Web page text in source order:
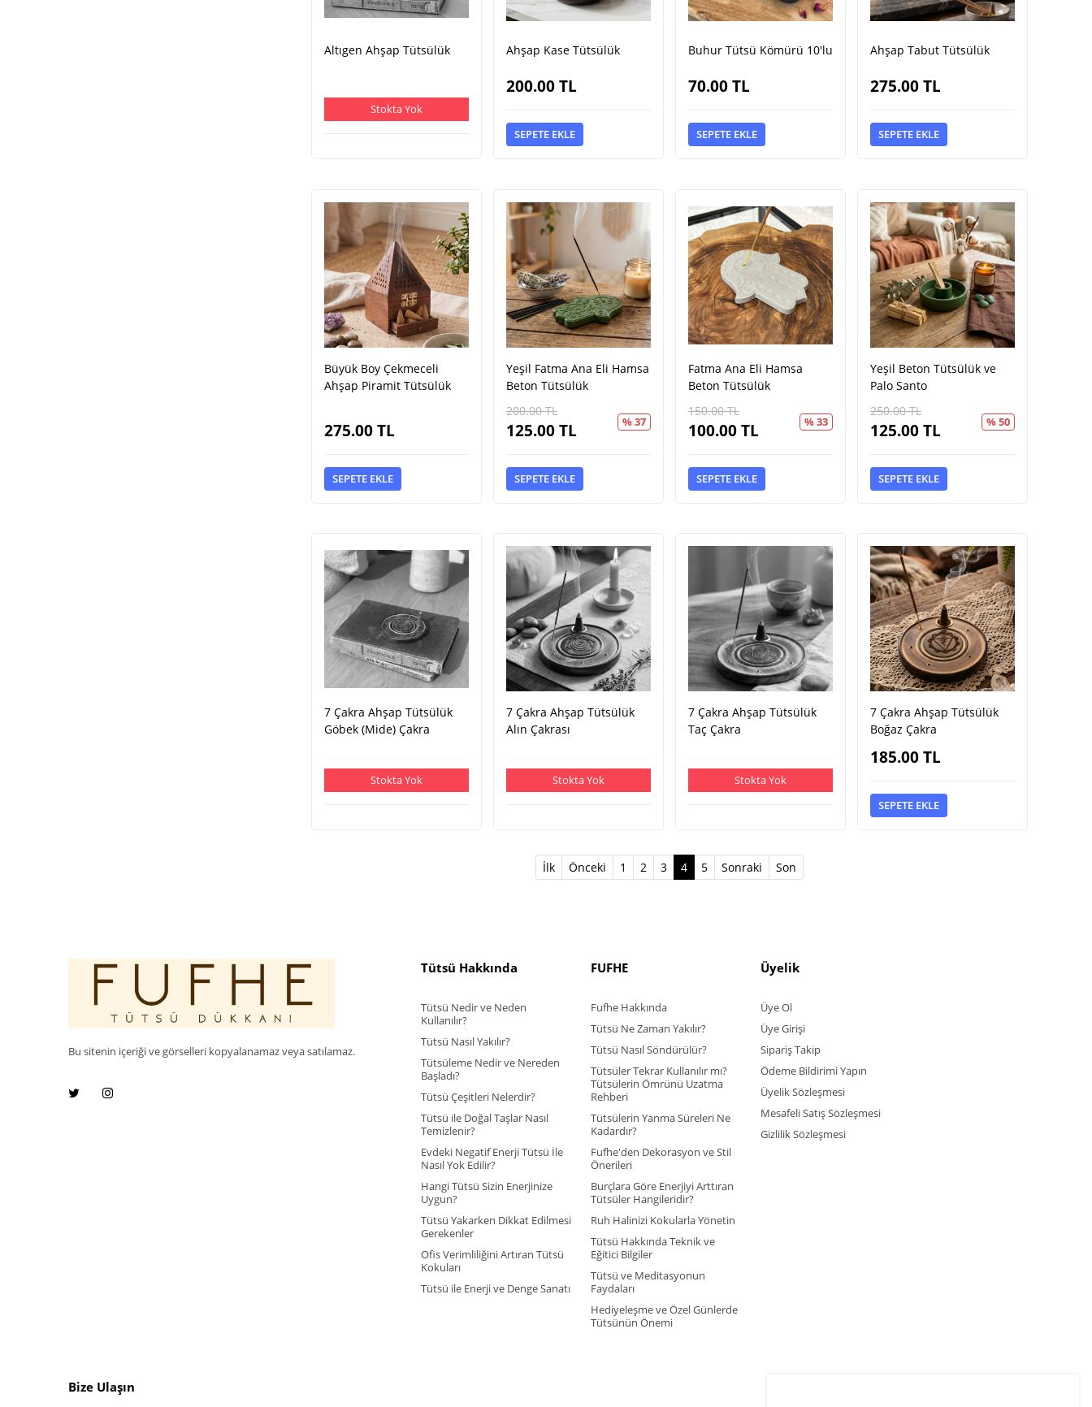
Altıgen Ahşap Tütsülük
Stokta Yok
Ahşap Kase Tütsülük
200.00TL
SEPETE EKLE
Buhur Tütsü Kömürü 10'lu
70.00TL
SEPETE EKLE
Ahşap Tabut Tütsülük
275.00TL
SEPETE EKLE
Büyük Boy Çekmeceli
Ahşap Piramit Tütsülük
275.00TL
SEPETE EKLE
Yeşil Fatma Ana Eli Hamsa
Beton Tütsülük
200.00TL
125.00TL % 37
SEPETE EKLE
Fatma Ana Eli Hamsa
Beton Tütsülük
150.00TL
100.00TL % 33
SEPETE EKLE
Yeşil Beton Tütsülük ve
Palo Santo
250.00TL
125.00TL % 50
SEPETE EKLE
7 Çakra Ahşap Tütsülük
Göbek (Mide) Çakra
Stokta Yok
7 Çakra Ahşap Tütsülük
Alın Çakrası
Stokta Yok
7 Çakra Ahşap Tütsülük
Taç Çakra
Stokta Yok
7 Çakra Ahşap Tütsülük
Boğaz Çakra
185.00TL
SEPETE EKLE
İlk Önceki 1 2 3 4(current)
5 Sonraki Son
Bu sitenin içeriği ve görselleri kopyalanamaz veya satılamaz.
Tütsü Hakkında
Tütsü Nedir ve Neden
Kullanılır?
Tütsü Nasıl Yakılır?
Tütsüleme Nedir ve Nereden
Başladı?
Tütsü Çeşitleri Nelerdir?
Tütsü ile Doğal Taşlar Nasıl
Temizlenir?
Evdeki Negatif Enerji Tütsü İle
Nasıl Yok Edilir?
Hangi Tütsü Sizin Enerjinize
Uygun?
Tütsü Yakarken Dikkat Edilmesi
Gerekenler
Ofis Verimliliğini Artıran Tütsü
Kokuları
Tütsü ile Enerji ve Denge Sanatı
FUFHE
Fufhe Hakkında
Tütsü Ne Zaman Yakılır?
Tütsü Nasıl Söndürülür?
Tütsüler Tekrar Kullanılır mı?
Tütsülerin Ömrünü Uzatma
Rehberi
Tütsülerin Yanma Süreleri Ne
Kadardır?
Fufhe'den Dekorasyon ve Stil
Önerileri
Burçlara Göre Enerjiyi Arttıran
Tütsüler Hangileridir?
Ruh Halinizi Kokularla Yönetin
Tütsü Hakkında Teknik ve
Eğitici Bilgiler
Tütsü ve Meditasyonun
Faydaları
Hediyeleşme ve Özel Günlerde
Tütsünün Önemi
Üyelik
Üye Ol
Üye Girişi
Sipariş Takip
Ödeme Bildirimi Yapın
Üyelik Sözleşmesi
Mesafeli Satış Sözleşmesi
Gizlilik Sözleşmesi
Bize Ulaşın